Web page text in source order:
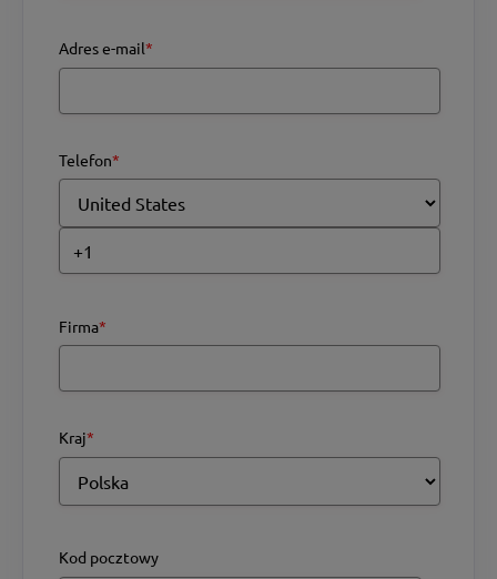
Adres e-mail*
Telefon*
Firma*
Kraj*
Kod pocztowy